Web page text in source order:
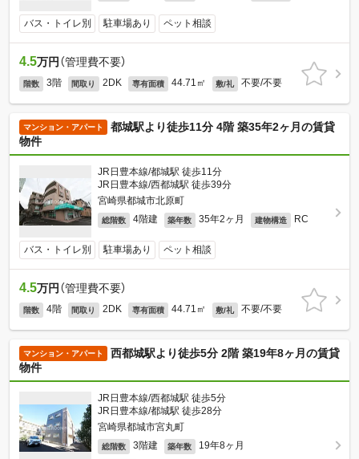
バス・トイレ別 駐車場あり ペット相談
4.5万円 （管理費不要）
階数 3階 間取り 2DK 専有面積 44.71㎡ 敷/礼 不要/不要
マンション・アパート
都城駅より徒歩11分 4階 築35年2ヶ月の賃貸
物件
JR日豊本線/都城駅 徒歩11分
JR日豊本線/西都城駅 徒歩39分
宮崎県都城市北原町
総階数 4階建 築年数 35年2ヶ月 建物構造 RC
バス・トイレ別 駐車場あり ペット相談
4.5万円 （管理費不要）
階数 4階 間取り 2DK 専有面積 44.71㎡ 敷/礼 不要/不要
マンション・アパート
西都城駅より徒歩5分 2階 築19年8ヶ月の賃貸
物件
JR日豊本線/西都城駅 徒歩5分
JR日豊本線/都城駅 徒歩28分
宮崎県都城市宮丸町
総階数 3階建 築年数 19年8ヶ月